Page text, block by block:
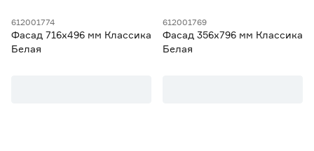
612001774
Фасад 716х496 мм Классика
Белая
612001769
Фасад 356х796 мм Классика
Белая